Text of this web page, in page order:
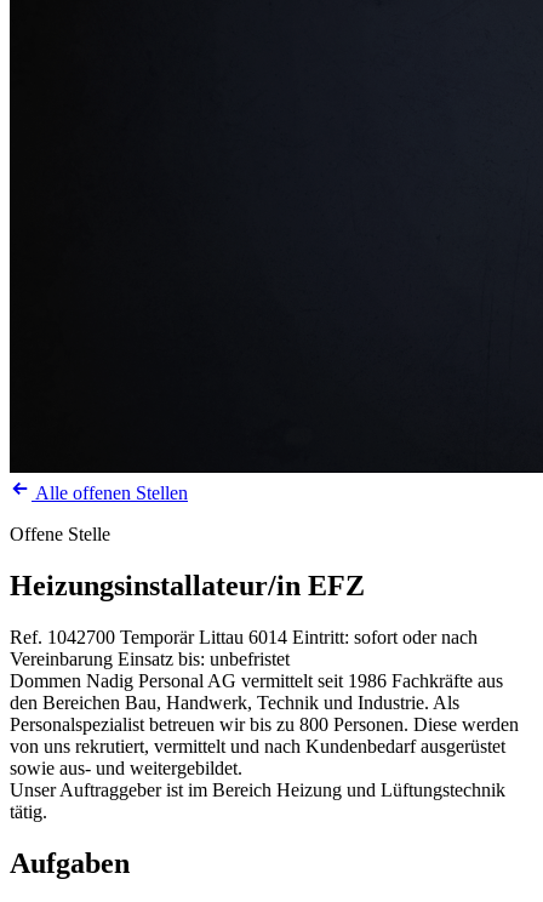
Alle offenen Stellen
Offene Stelle
Heizungsinstallateur/in EFZ
Ref. 1042700 Temporär Littau 6014 Eintritt: sofort oder nach
Vereinbarung Einsatz bis: unbefristet
Dommen Nadig Personal AG vermittelt seit 1986 Fachkräfte aus
den Bereichen Bau, Handwerk, Technik und Industrie. Als
Personalspezialist betreuen wir bis zu 800 Personen. Diese werden
von uns rekrutiert, vermittelt und nach Kundenbedarf ausgerüstet
sowie aus- und weitergebildet.
Unser Auftraggeber ist im Bereich Heizung und Lüftungstechnik
tätig.
Aufgaben